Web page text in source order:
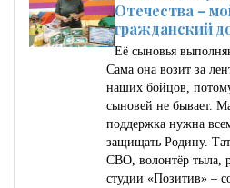
Отечества –
гражданский
Её сыновья
Сама она возит за
наших бойцов,
сыновей не бывает.
поддержка нужна
защищать Родину.
СВО, волонтёр тыла,
студии «Позитив» –